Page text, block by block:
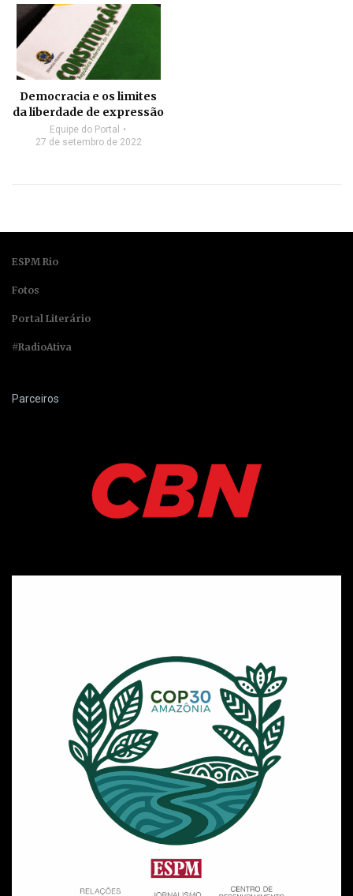
Democracia e os limites
da liberdade de expressão
Equipe do Portal
27 de setembro de 2022
ESPM Rio
Fotos
Portal Literário
#RadioAtiva
Parceiros